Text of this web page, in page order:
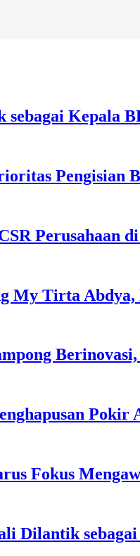
Kepala
Pengisian
Perusahaan
My Tirta
Pokir
Fokus
Dilantik